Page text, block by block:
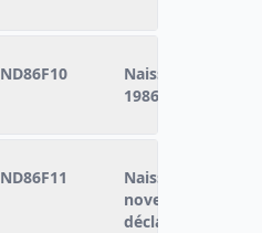
ND86F10
Naissances
1986
ND86F11
Naissances
novembre 1986
déclarés vivants)